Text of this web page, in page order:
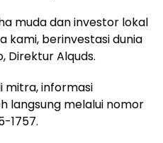
muda dan investor lokal
kami, berinvestasi dunia
Direktur Alquds.
mitra, informasi
langsung melalui nomor
1757.